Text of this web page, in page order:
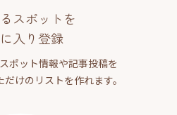
スポットを
入り登録
ポット情報や記事投稿を
けのリストを作れます。